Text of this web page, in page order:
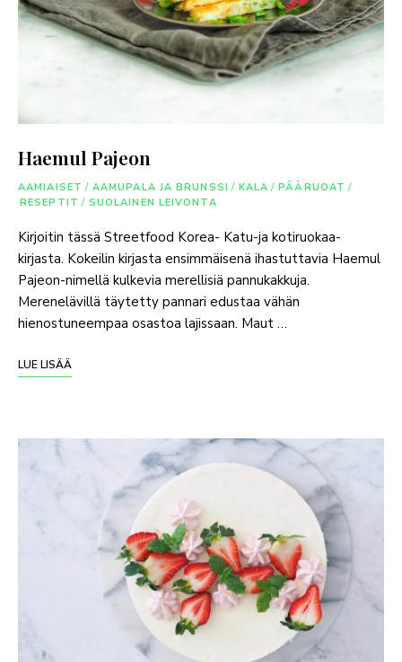
Haemul Pajeon
AAMIAISET / AAMUPALA JA BRUNSSI / KALA / PÄÄRUOAT /
RESEPTIT / SUOLAINEN LEIVONTA
Kirjoitin tässä Streetfood Korea- Katu-ja kotiruokaa-
kirjasta. Kokeilin kirjasta ensimmäisenä ihastuttavia Haemul
Pajeon-nimellä kulkevia merellisiä pannukakkuja.
Merenelävillä täytetty pannari edustaa vähän
hienostuneempaa osastoa lajissaan. Maut …
LUE LISÄÄ